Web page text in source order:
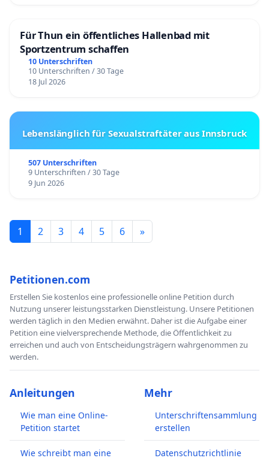
Für Thun ein öffentliches Hallenbad mit
Sportzentrum schaffen
10 Unterschriften
10 Unterschriften / 30 Tage
18 Jul 2026
Lebenslänglich für Sexualstraftäter aus Innsbruck
507 Unterschriften
9 Unterschriften / 30 Tage
9 Jun 2026
1 2 3 4 5 6 »
Petitionen.com
Erstellen Sie kostenlos eine professionelle online Petition durch
Nutzung unserer leistungsstarken Dienstleistung. Unsere Petitionen
werden täglich in den Medien erwähnt. Daher ist die Aufgabe einer
Petition eine vielversprechende Methode, die Öffentlichkeit zu
erreichen und auch von Entscheidungsträgern wahrgenommen zu
werden.
Anleitungen
Wie man eine Online-
Petition startet
Wie schreibt man eine
Mehr
Unterschriftensammlung
erstellen
Datenschutzrichtlinie